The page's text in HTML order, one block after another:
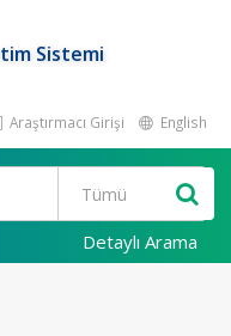
Sistemi
Araştırmacı Girişi English
Detaylı Arama